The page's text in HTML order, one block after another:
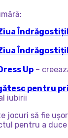
Up –
pentru
iubirii
jocuri să fie
pentru a